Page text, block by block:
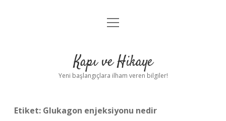
Anasayfa
Yasal Uyarı
menüyü
Kapı ve Hikaye
Yeni başlangıçlara ilham veren bilgiler!
Etiket: Glukagon enjeksiyonu nedir